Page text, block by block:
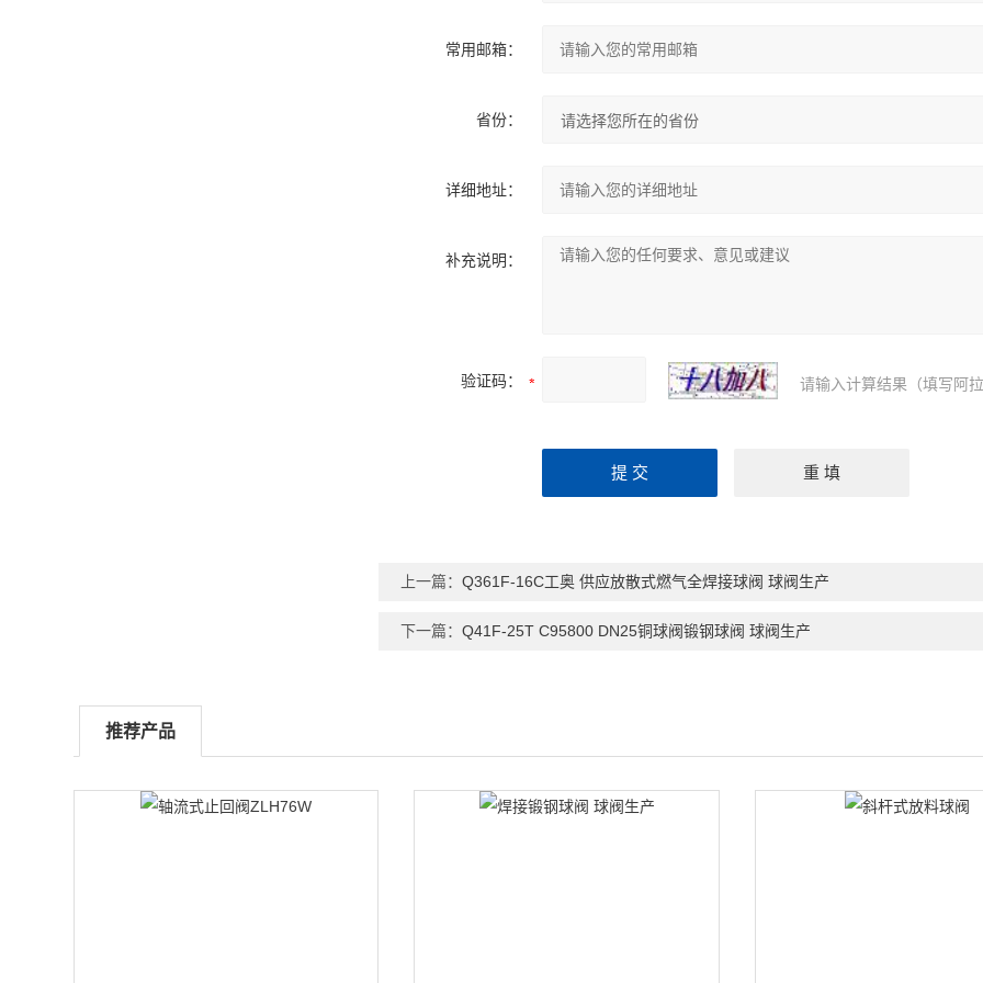
常用邮箱：
省份：
详细地址：
补充说明：
验证码： 请输入计算结果（填写阿
上一篇：Q361F-16C工奥 供应放散式燃气全焊接球阀 球阀生产
下一篇：Q41F-25T C95800 DN25铜球阀锻钢球阀 球阀生产
推荐产品